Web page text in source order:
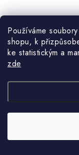
Používáme soubory
shopu, k
ke statistickým a
zde